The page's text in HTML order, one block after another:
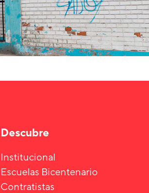
Descubre
Institucional
Escuelas Bicentenario
Contratistas